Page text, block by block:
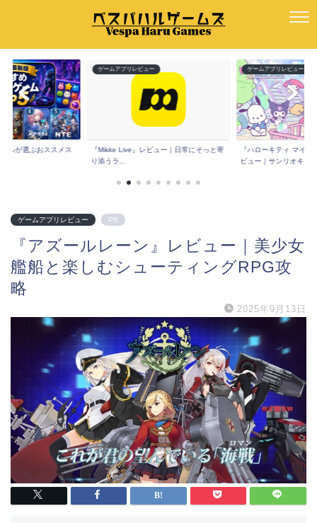
アプリレビュー
Live』レビュー｜日常にそっと寄
ゲームアプリレビュー
『ハローキティ マイドリームストア』レ
ゲームアプ
『Spoon(
コミは？声
ゲームアプリレビュー PR
『アズールレーン』レビュー｜美少女
艦船と楽しむシューティングRPG攻
略
2025年9月13日